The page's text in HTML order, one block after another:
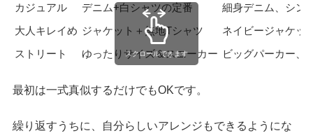
カジュアル デニム+白シャツの定番
細身デニム、シン
大人キレイめ ジャケット＋無地Tシャツ
ネイビージャケッ
ストリート
ゆったりサイズ＆スニーカー ビッグパーカー、
スクロールできます
最初は一式真似するだけでもOKです。
繰り返すうちに、自分らしいアレンジもできるようにな